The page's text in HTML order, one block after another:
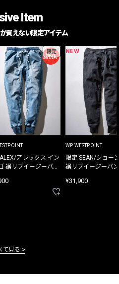
Item
買えない限定アイテム
限定
アレックス イン
裾リブイージーパン
NEW
WP WESTPOINT
限定 SEAN/ショー
裾リブイージーパ
¥31,900
て見る